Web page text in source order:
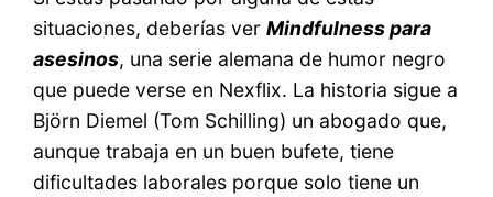
situaciones, deberías verMindfulness para
asesinos, una serie alemana de humor negro
que puede verse en Nexflix. La historia sigue a
Björn Diemel (Tom Schilling) un abogado que,
aunque trabaja en un buen bufete, tiene
dificultades laborales porque solo tiene un